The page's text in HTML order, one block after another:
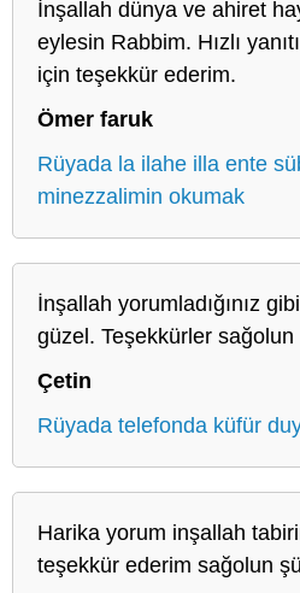
İnşallah dünya ve ahiret
eylesin Rabbim. Hızlı
için teşekkür ederim.
Ömer faruk
Rüyada la ilahe illa ente
minezzalimin okumak
İnşallah yorumladığınız
güzel. Teşekkürler sağolun
Çetin
Rüyada telefonda küfür
Harika yorum inşallah
teşekkür ederim sağolun